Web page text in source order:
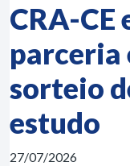
CRA-CE
parceria
sorteio
estudo
27/07/2026